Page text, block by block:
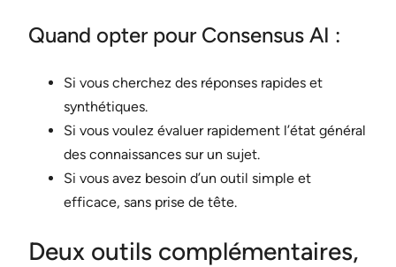
Quand opter pour Consensus AI :
Si vous cherchez des réponses rapides et
synthétiques.
Si vous voulez évaluer rapidement l’état général
des connaissances sur un sujet.
Si vous avez besoin d’un outil simple et
efficace, sans prise de tête.
Deux outils complémentaires,